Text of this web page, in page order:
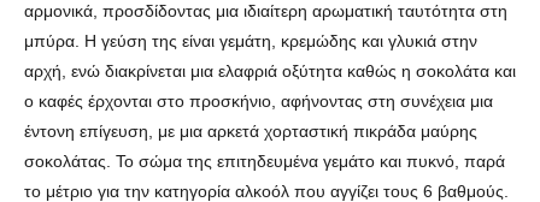
αρμονικά, προσδίδοντας μια ιδιαίτερη αρωματική ταυτότητα στη
μπύρα. Η γεύση της είναι γεμάτη, κρεμώδης και γλυκιά στην
αρχή, ενώ διακρίνεται μια ελαφριά οξύτητα καθώς η σοκολάτα και
ο καφές έρχονται στο προσκήνιο, αφήνοντας στη συνέχεια μια
έντονη επίγευση, με μια αρκετά χορταστική πικράδα μαύρης
σοκολάτας. Το σώμα της επιτηδευμένα γεμάτο και πυκνό, παρά
το μέτριο για την κατηγορία αλκοόλ που αγγίζει τους 6 βαθμούς.